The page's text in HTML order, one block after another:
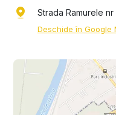
Strada Ramurele nr
Deschide în Google